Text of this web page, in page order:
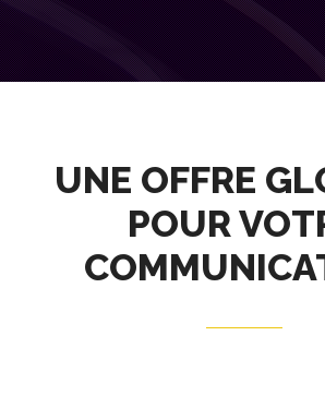
UNE OFFRE
POUR